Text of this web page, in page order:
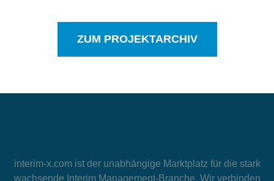
ZUM PROJEKTARCHIV
interim-x.comist der unabhängige Marktplatz für die stark
wachsende Interim Management-Branche. Wir verbinden